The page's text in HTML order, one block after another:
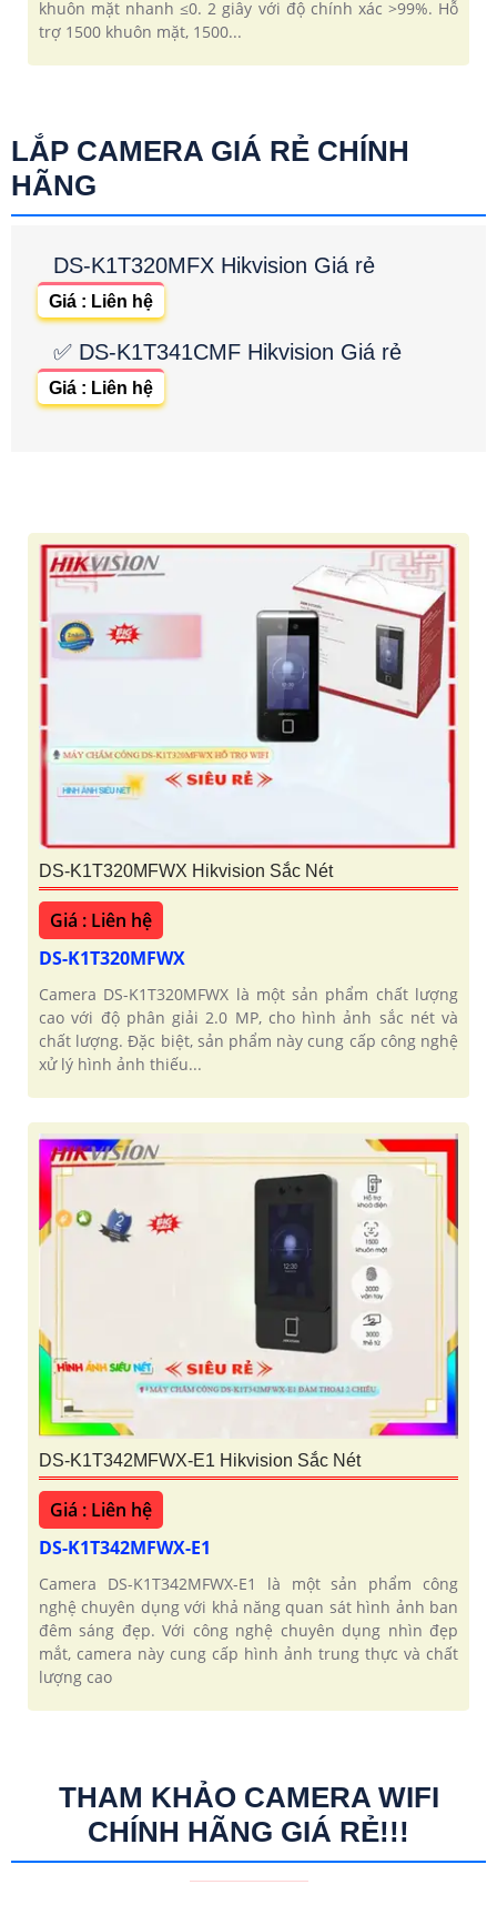
khuôn mặt nhanh ≤0. 2 giây với độ chính xác >99%. Hỗ
trợ 1500 khuôn mặt, 1500...
LẮP CAMERA GIÁ RẺ CHÍNH
HÃNG
DS-K1T320MFX Hikvision Giá rẻ
Giá : Liên hệ
✅ DS-K1T341CMF Hikvision Giá rẻ
Giá : Liên hệ
DS-K1T320MFWX Hikvision Sắc Nét
Giá : Liên hệ
DS-K1T320MFWX
Camera DS-K1T320MFWX là một sản phẩm chất lượng
cao với độ phân giải 2.0 MP, cho hình ảnh sắc nét và
chất lượng. Đặc biệt, sản phẩm này cung cấp công nghệ
xử lý hình ảnh thiếu...
DS-K1T342MFWX-E1 Hikvision Sắc Nét
Giá : Liên hệ
DS-K1T342MFWX-E1
Camera DS-K1T342MFWX-E1 là một sản phẩm công
nghệ chuyên dụng với khả năng quan sát hình ảnh ban
đêm sáng đẹp. Với công nghệ chuyên dụng nhìn đẹp
mắt, camera này cung cấp hình ảnh trung thực và chất
lượng cao
THAM KHẢO CAMERA WIFI
CHÍNH HÃNG GIÁ RẺ!!!